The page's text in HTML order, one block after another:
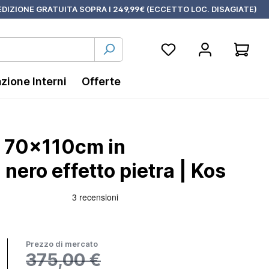
GRATUITA SOPRA I 249,99€ (ECCETTO LOC. DISAGIATE)
Interni Offerte
in
effetto pietra | Kos
Prezzo di mercato
375,00 €